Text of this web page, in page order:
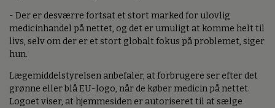
- Der er desværre fortsat et stort marked for ulovlig
medicinhandel på nettet, og det er umuligt at komme helt til
livs, selv om der er et stort globalt fokus på problemet, siger
hun.
Lægemiddelstyrelsen anbefaler, at forbrugere ser efter det
grønne eller blå EU-logo, når de køber medicin på nettet.
Logoet viser, at hjemmesiden er autoriseret til at sælge